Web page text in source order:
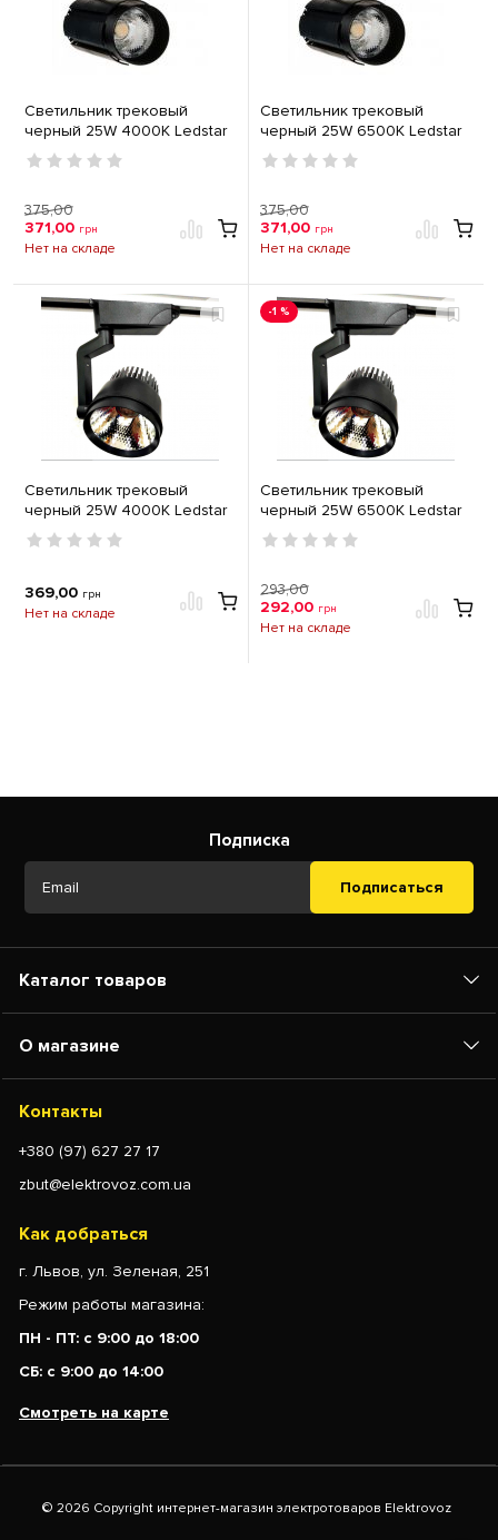
Светильник трековый
черный 25W 4000K Ledstar
103020
375,00
371,00 грн
Нет на складе
Светильник трековый
черный 25W 6500K Ledstar
103019
375,00
371,00 грн
Нет на складе
Светильник трековый
черный 25W 4000K Ledstar
102981
369,00 грн
Нет на складе
-1 %
Светильник трековый
черный 25W 6500K Ledstar
102980
293,00
292,00 грн
Нет на складе
Подписка
Подписаться
Каталог товаров
О магазине
Контакты
+380 (97) 627 27 17
zbut@elektrovoz.com.ua
Как добраться
г. Львов, ул. Зеленая, 251
Режим работы магазина:
ПН - ПТ: с 9:00 до 18:00
СБ: с 9:00 до 14:00
Смотреть на карте
© 2026 Copyright интернет-магазин электротоваров Elektrovoz